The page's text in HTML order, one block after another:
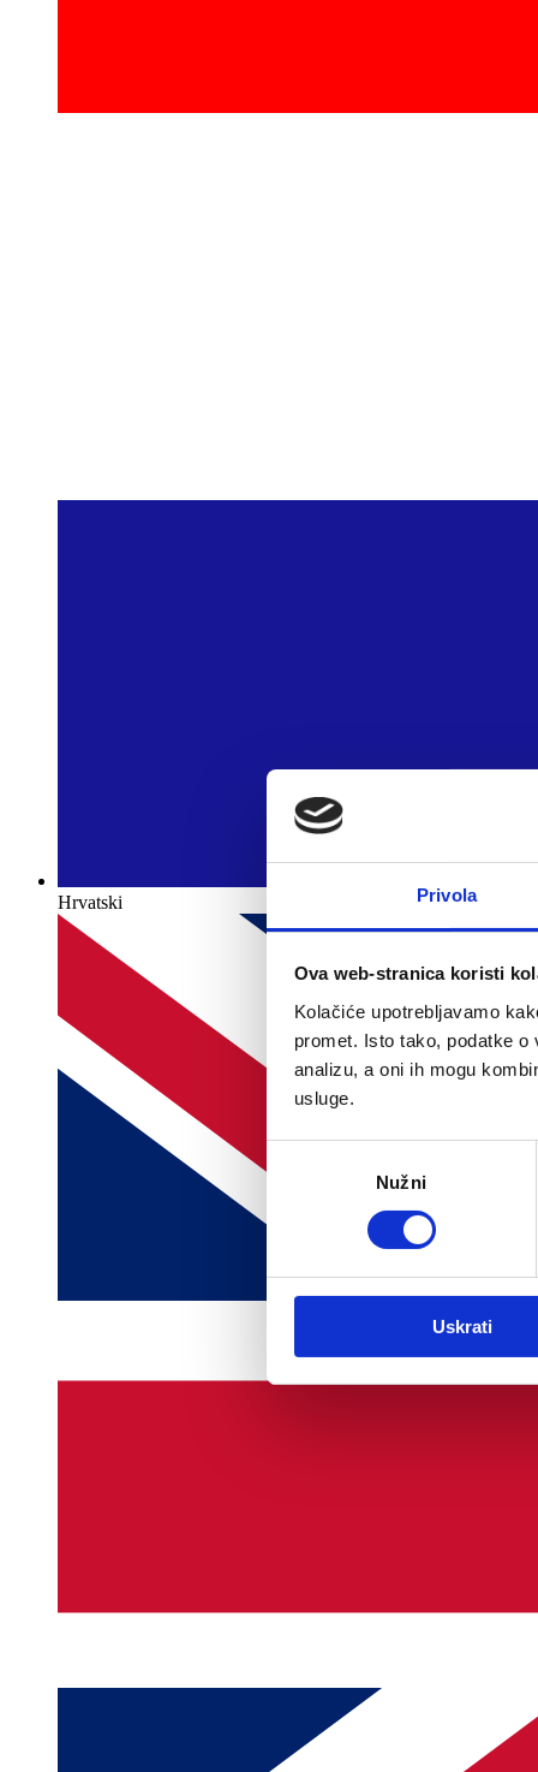
Privola
Ova web-stranica koristi
Kolačiće upotrebljavamo
promet. Isto tako, podatke
analizu, a oni ih mogu
usluge.
Nužni
Uskrati
Hrvatski